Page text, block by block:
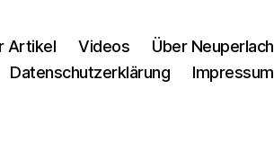
Artikel Videos
Über Neuperlach
Datenschutzerklärung
Impressum